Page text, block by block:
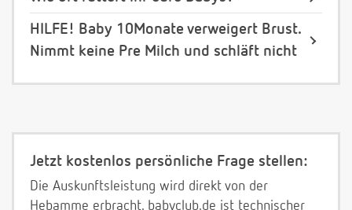
HILFE! Baby 10Monate verweigert Brust.
Nimmt keine Pre Milch und schläft nicht
Jetzt kostenlos persönliche Frage stellen:
Die Auskunftsleistung wird direkt von der
Hebamme erbracht. babyclub.de ist technischer